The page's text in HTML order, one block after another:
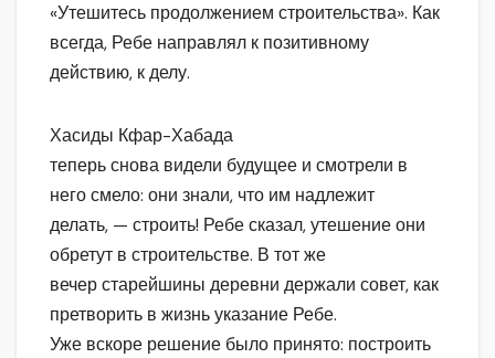
«Утешитесь продолжением строительства». Как
всегда, Ребе направлял к позитивному
действию, к делу.
Хасиды Кфар-Хабада
теперь снова видели будущее и смотрели в
него смело: они знали, что им надлежит
делать, — строить! Ребе сказал, утешение они
обретут в строительстве. В тот же
вечер старейшины деревни держали совет, как
претворить в жизнь указание Ребе.
Уже вскоре решение было принято: построить